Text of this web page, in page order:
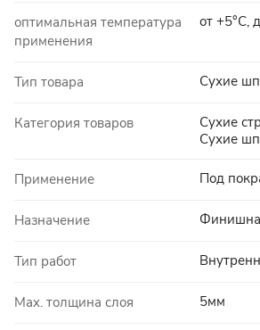
оптимальная температура
применения
от +5°C,
Тип товара Сухие
Категория товаров
Сухие
Сухие
Применение Под
Назначение
Тип работ
Max. толщина слоя 5мм